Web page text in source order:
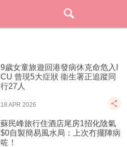
9歲女童旅遊回港發病休克命危入I
CU 曾現5大症狀 衞生署正追蹤同
行27人
18 APR 2026
蘇民峰旅行住酒店尾房1招化陰氣
$0自製簡易風水局：上次冇擺陣病
咗！